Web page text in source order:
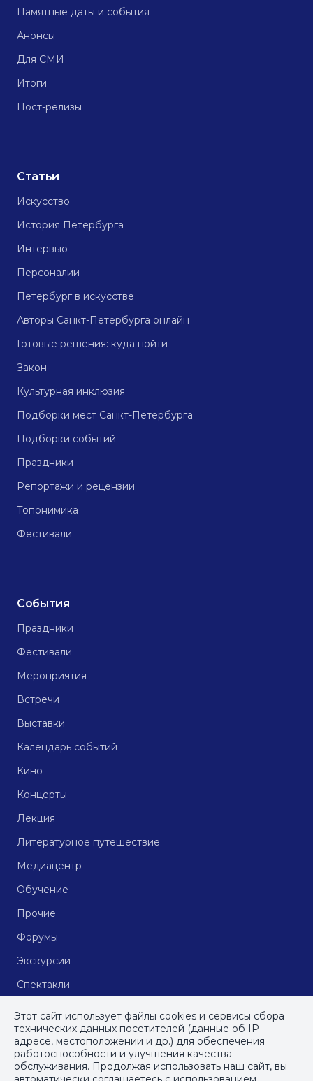
Памятные даты и события
Анонсы
Для СМИ
Итоги
Пост-релизы
Статьи
Искусство
История Петербурга
Интервью
Персоналии
Петербург в искусстве
Авторы Санкт-Петербурга онлайн
Готовые решения: куда пойти
Закон
Культурная инклюзия
Подборки мест Санкт-Петербурга
Подборки событий
Праздники
Репортажи и рецензии
Топонимика
Фестивали
События
Праздники
Фестивали
Мероприятия
Встречи
Выставки
Календарь событий
Кино
Концерты
Лекция
Литературное путешествие
Медиацентр
Обучение
Прочие
Форумы
Экскурсии
Спектакли
© СПб ГБУДПО«Институт культурных программ», 2023
Этот сайт использует файлы cookies и сервисы сбора
технических данных посетителей (данные об IP-
адресе, местоположении и др.) для обеспечения
работоспособности и улучшения качества
обслуживания. Продолжая использовать наш сайт, вы